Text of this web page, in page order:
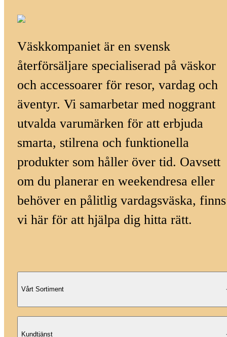
Väskkompaniet är en svensk
återförsäljare specialiserad på väskor
och accessoarer för resor, vardag och
äventyr. Vi samarbetar med noggrant
utvalda varumärken för att erbjuda
smarta, stilrena och funktionella
produkter som håller över tid. Oavsett
om du planerar en weekendresa eller
behöver en pålitlig vardagsväska, finns
vi här för att hjälpa dig hitta rätt.
Vårt Sortiment
Kundtjänst